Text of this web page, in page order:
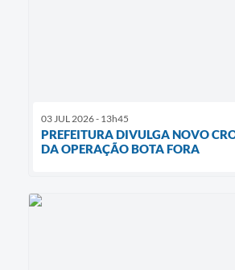
03 JUL 2026 - 13h45
PREFEITURA DIVULGA NOVO
DA OPERAÇÃO BOTA FORA